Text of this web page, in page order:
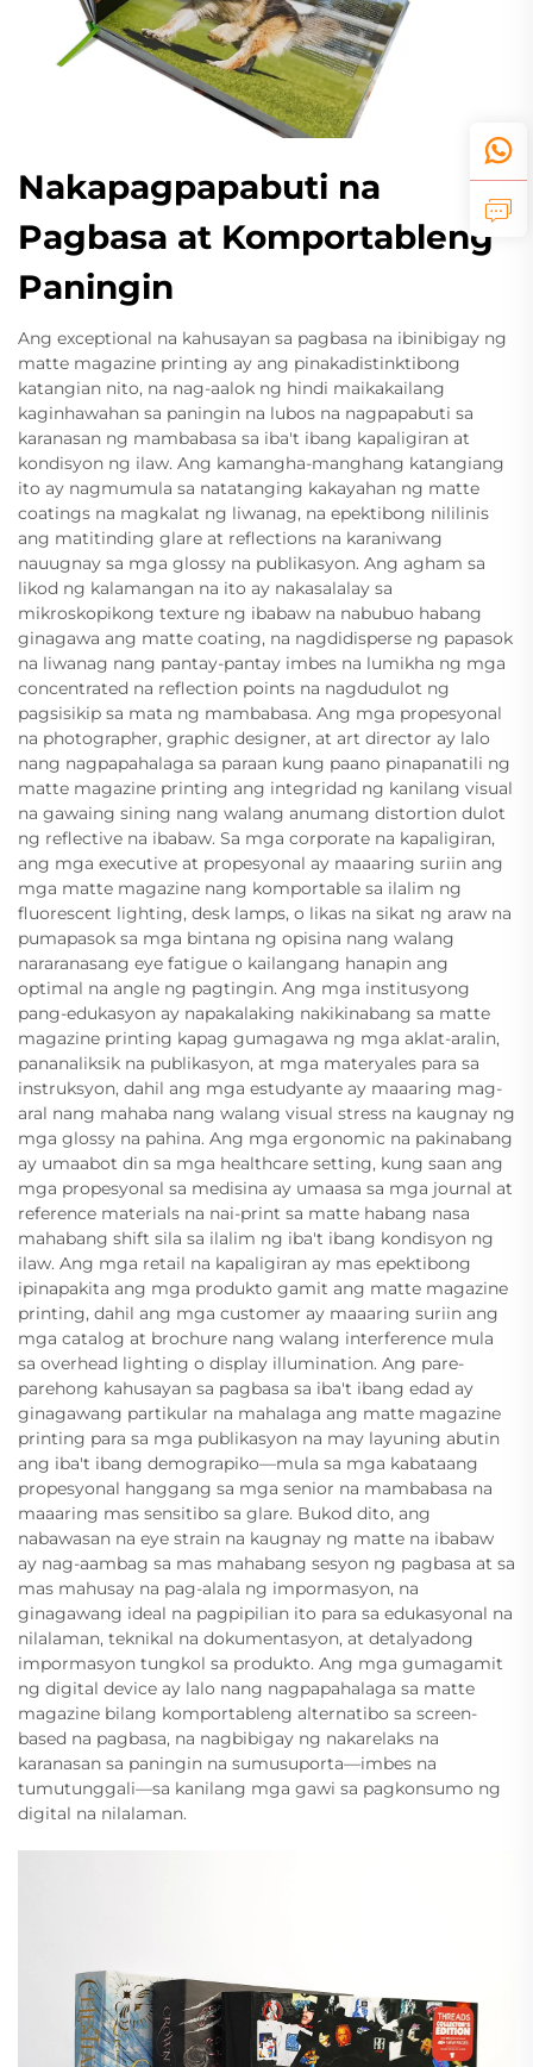
Nakapagpapabuti na
Pagbasa at Komportableng
Paningin
Ang exceptional na kahusayan sa pagbasa na ibinibigay ng
matte magazine printing ay ang pinakadistinktibong
katangian nito, na nag-aalok ng hindi maikakailang
kaginhawahan sa paningin na lubos na nagpapabuti sa
karanasan ng mambabasa sa iba't ibang kapaligiran at
kondisyon ng ilaw. Ang kamangha-manghang katangiang
ito ay nagmumula sa natatanging kakayahan ng matte
coatings na magkalat ng liwanag, na epektibong nililinis
ang matitinding glare at reflections na karaniwang
nauugnay sa mga glossy na publikasyon. Ang agham sa
likod ng kalamangan na ito ay nakasalalay sa
mikroskopikong texture ng ibabaw na nabubuo habang
ginagawa ang matte coating, na nagdidisperse ng papasok
na liwanag nang pantay-pantay imbes na lumikha ng mga
concentrated na reflection points na nagdudulot ng
pagsisikip sa mata ng mambabasa. Ang mga propesyonal
na photographer, graphic designer, at art director ay lalo
nang nagpapahalaga sa paraan kung paano pinapanatili ng
matte magazine printing ang integridad ng kanilang visual
na gawaing sining nang walang anumang distortion dulot
ng reflective na ibabaw. Sa mga corporate na kapaligiran,
ang mga executive at propesyonal ay maaaring suriin ang
mga matte magazine nang komportable sa ilalim ng
fluorescent lighting, desk lamps, o likas na sikat ng araw na
pumapasok sa mga bintana ng opisina nang walang
nararanasang eye fatigue o kailangang hanapin ang
optimal na angle ng pagtingin. Ang mga institusyong
pang-edukasyon ay napakalaking nakikinabang sa matte
magazine printing kapag gumagawa ng mga aklat-aralin,
pananaliksik na publikasyon, at mga materyales para sa
instruksyon, dahil ang mga estudyante ay maaaring mag-
aral nang mahaba nang walang visual stress na kaugnay ng
mga glossy na pahina. Ang mga ergonomic na pakinabang
ay umaabot din sa mga healthcare setting, kung saan ang
mga propesyonal sa medisina ay umaasa sa mga journal at
reference materials na nai-print sa matte habang nasa
mahabang shift sila sa ilalim ng iba't ibang kondisyon ng
ilaw. Ang mga retail na kapaligiran ay mas epektibong
ipinapakita ang mga produkto gamit ang matte magazine
printing, dahil ang mga customer ay maaaring suriin ang
mga catalog at brochure nang walang interference mula
sa overhead lighting o display illumination. Ang pare-
parehong kahusayan sa pagbasa sa iba't ibang edad ay
ginagawang partikular na mahalaga ang matte magazine
printing para sa mga publikasyon na may layuning abutin
ang iba't ibang demograpiko—mula sa mga kabataang
propesyonal hanggang sa mga senior na mambabasa na
maaaring mas sensitibo sa glare. Bukod dito, ang
nabawasan na eye strain na kaugnay ng matte na ibabaw
ay nag-aambag sa mas mahabang sesyon ng pagbasa at sa
mas mahusay na pag-alala ng impormasyon, na
ginagawang ideal na pagpipilian ito para sa edukasyonal na
nilalaman, teknikal na dokumentasyon, at detalyadong
impormasyon tungkol sa produkto. Ang mga gumagamit
ng digital device ay lalo nang nagpapahalaga sa matte
magazine bilang komportableng alternatibo sa screen-
based na pagbasa, na nagbibigay ng nakarelaks na
karanasan sa paningin na sumusuporta—imbes na
tumutunggali—sa kanilang mga gawi sa pagkonsumo ng
digital na nilalaman.